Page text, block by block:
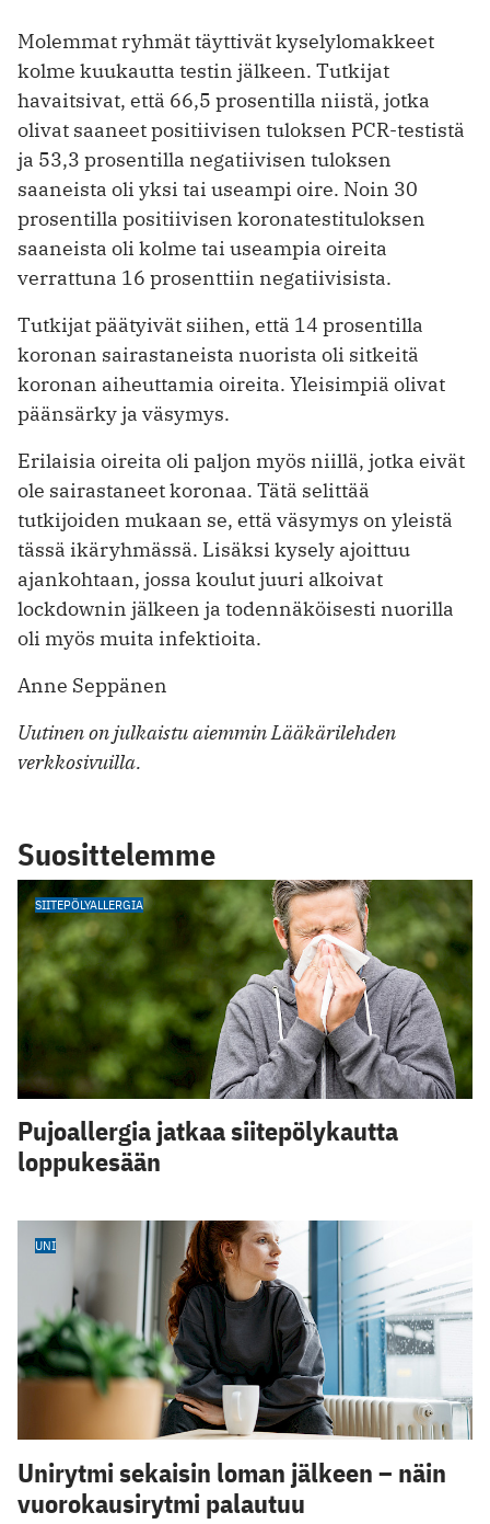
Molemmat ryhmät täyttivät kyselylomakkeet
kolme kuukautta testin jälkeen. Tutkijat
havaitsivat, että 66,5 prosentilla niistä, jotka
olivat saaneet positiivisen tuloksen PCR-testistä
ja 53,3 prosentilla negatiivisen tuloksen
saaneista oli yksi tai useampi oire. Noin 30
prosentilla positiivisen koronatestituloksen
saaneista oli kolme tai useampia oireita
verrattuna 16 prosenttiin negatiivisista.
Tutkijat päätyivät siihen, että 14 prosentilla
koronan sairastaneista nuorista oli sitkeitä
koronan aiheuttamia oireita. Yleisimpiä olivat
päänsärky ja väsymys.
Erilaisia oireita oli paljon myös niillä, jotka eivät
ole sairastaneet koronaa. Tätä selittää
tutkijoiden mukaan se, että väsymys on yleistä
tässä ikäryhmässä. Lisäksi kysely ajoittuu
ajankohtaan, jossa koulut juuri alkoivat
lockdownin jälkeen ja todennäköisesti nuorilla
oli myös muita infektioita.
Anne Seppänen
Uutinen on julkaistu aiemmin Lääkärilehden
verkkosivuilla.
Suosittelemme
SIITEPÖLYALLERGIA
Pujoallergia jatkaa siitepölykautta
loppukesään
UNI
Unirytmi sekaisin loman jälkeen – näin
vuorokausirytmi palautuu